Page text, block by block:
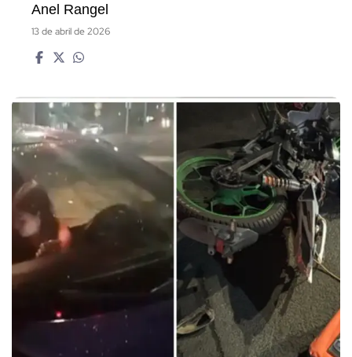
Anel Rangel
13 de abril de 2026